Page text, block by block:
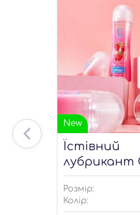
New
Їстівний
лубрикант
на водній
Розмір:
Колір: